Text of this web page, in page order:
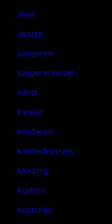
ikea
jacuzzi
jongeren
jongerenreizen
kerst
kinder
kinderen
kinderfeestjes
kleding
kortrijk
kostprijs